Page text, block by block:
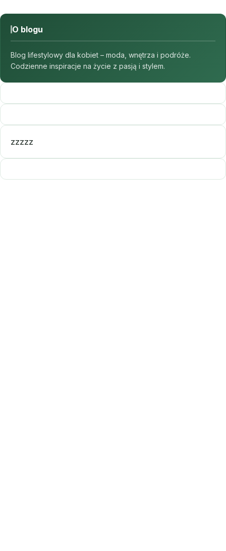
O blogu
Blog lifestylowy dla kobiet – moda, wnętrza i podróże.
Codzienne inspiracje na życie z pasją i stylem.
zzzzz